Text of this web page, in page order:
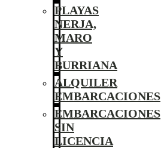
PLAYAS
NERJA,
MARO
Y
BURRIANA
ALQUILER
EMBARCACIONES
EMBARCACIONES
SIN
LICENCIA